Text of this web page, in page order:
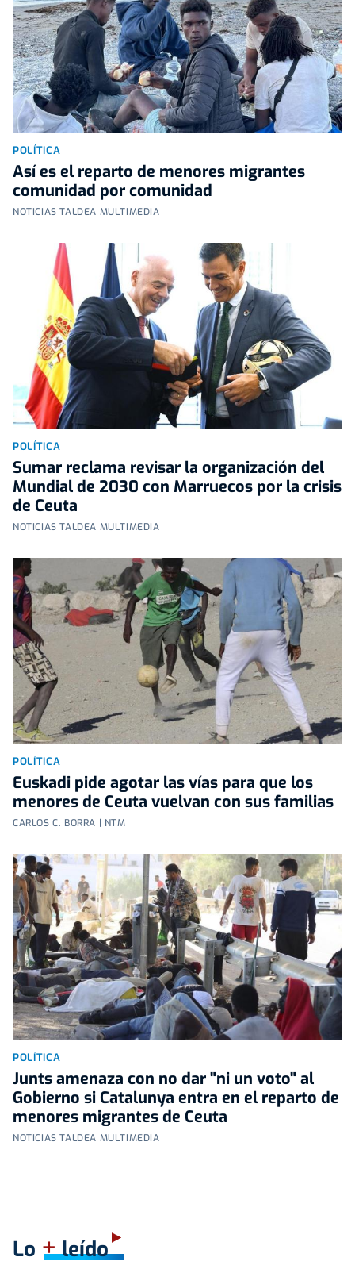
POLÍTICA
Así es el reparto de menores migrantes
comunidad por comunidad
NOTICIAS TALDEA MULTIMEDIA
POLÍTICA
Sumar reclama revisar la organización del
Mundial de 2030 con Marruecos por la crisis
de Ceuta
NOTICIAS TALDEA MULTIMEDIA
POLÍTICA
Euskadi pide agotar las vías para que los
menores de Ceuta vuelvan con sus familias
CARLOS C. BORRA | NTM
POLÍTICA
Junts amenaza con no dar "ni un voto" al
Gobierno si Catalunya entra en el reparto de
menores migrantes de Ceuta
NOTICIAS TALDEA MULTIMEDIA
Lo +leído